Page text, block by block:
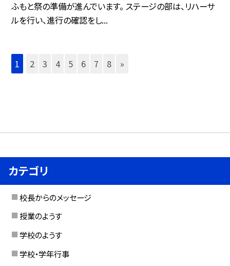
ふもと祭の準備が進んでいます。 ステージの部は、リハーサ
ルを行い、進行の確認をし...
1 2 3 4 5 6 7 8 »
カテゴリ
校長からのメッセージ
授業のようす
学校のようす
学校・学年行事